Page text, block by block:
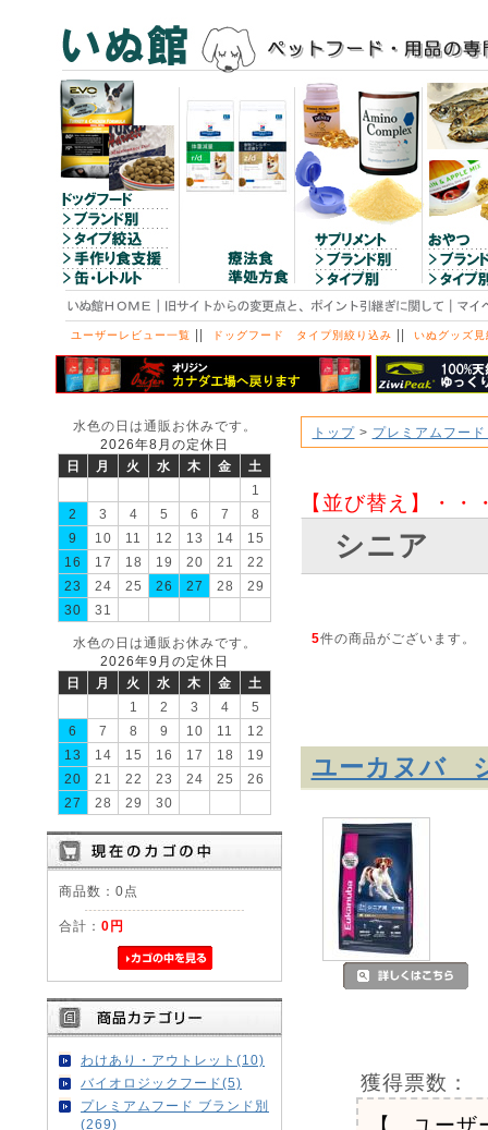
ユーザーレビュー一覧 || ドッグフード タイプ別絞り込み || いぬグッズ見
水色の日は通販お休みです。
2026年8月の定休日
日
月 火 水 木 金
土
1
2
3 4 5 6 7
8
9
10 11 12 13 14
15
16
17 18 19 20 21
22
23
24 25 26 27 28
29
30
31
水色の日は通販お休みです。
2026年9月の定休日
日
月 火 水 木 金
土
1
2 3 4
5
6
7 8 9 10 11
12
13
14 15 16 17 18
19
20
21 22 23 24 25
26
27
28 29 30
商品数：0点
合計： 0円
わけあり・アウトレット(10)
バイオロジックフード(5)
プレミアムフード ブランド別
(269)
トップ> プレミアムフー
【並び替え】・・
シニア
5件の商品がございます。
ユーカヌバ
獲得票数：
【 ユーザ